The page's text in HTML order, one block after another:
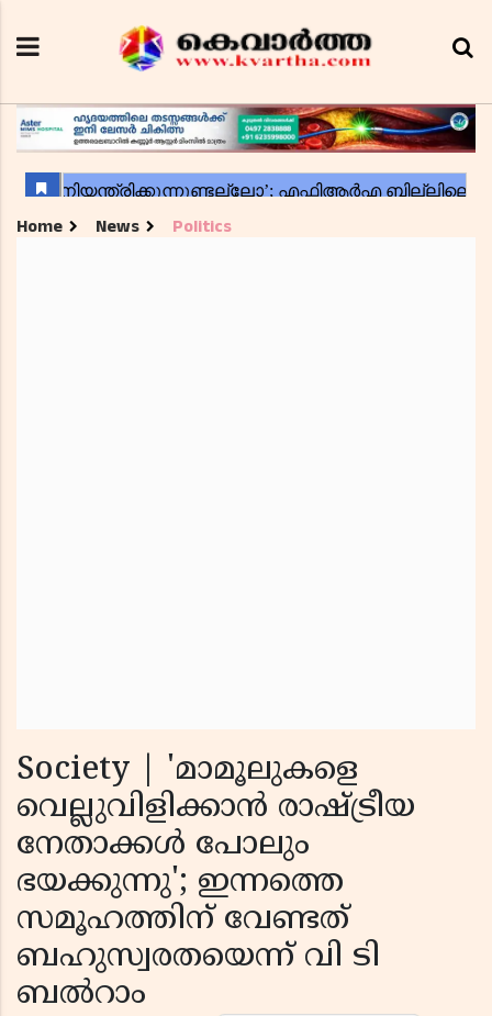
Home News Politics
Society | 'മാമൂലുകളെ
വെല്ലുവിളിക്കാൻ രാഷ്ട്രീയ
നേതാക്കൾ പോലും
ഭയക്കുന്നു'; ഇന്നത്തെ
സമൂഹത്തിന് വേണ്ടത്
ബഹുസ്വരതയെന്ന് വി ടി
ബൽറാം